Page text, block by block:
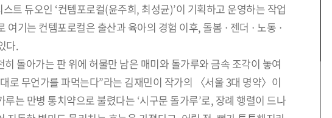
트 듀오인 ‘컨템포로컬(윤주희, 최성균)’이 기획하고 운영하는 작업
기는 컨템포로컬은 출산과 육아의 경험 이후, 돌봄 · 젠더 · 노동 ·
다.
돌아가는 판 위에 허물만 남은 매미와 돌가루와 금속 조각이 놓여
로 무언가를 파먹는다”라는 김재민이 작가의 〈서울 3대 명약〉이
는 만병 통치약으로 불렸다는 ‘시구문 돌가루’로, 장례 행렬이 드나